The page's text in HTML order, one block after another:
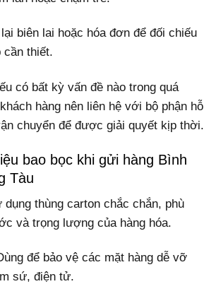
biên lai hoặc hóa đơn để đối chiếu
thiết.
có bất kỳ vấn đề nào trong quá
hàng nên liên hệ với bộ phận hỗ
chuyển để được giải quyết kịp thời.
bao bọc khi gửi hàng Bình
Tàu
dụng thùng carton chắc chắn, phù
và trọng lượng của hàng hóa.
để bảo vệ các mặt hàng dễ vỡ
sứ, điện tử.